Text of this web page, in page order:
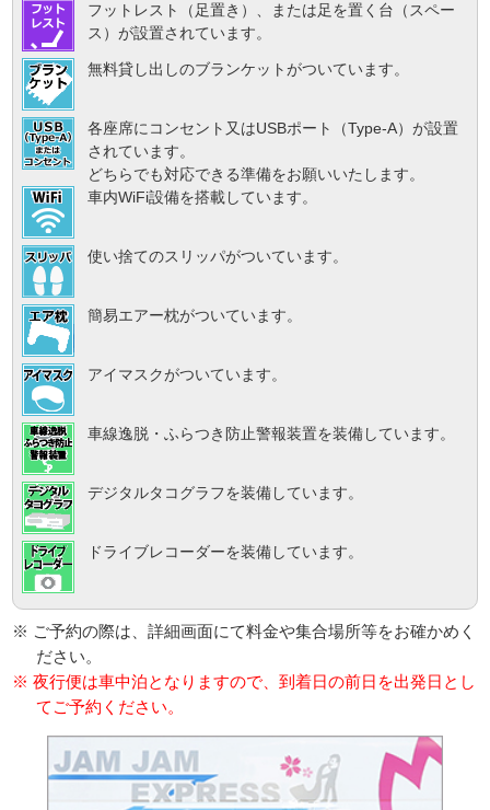
フットレスト（足置き）、または足を置く台（スペー
ス）が設置されています。
無料貸し出しのブランケットがついています。
各座席にコンセント又はUSBポート（Type-A）が設置
されています。
どちらでも対応できる準備をお願いいたします。
車内WiFi設備を搭載しています。
使い捨てのスリッパがついています。
簡易エアー枕がついています。
アイマスクがついています。
車線逸脱・ふらつき防止警報装置を装備しています。
デジタルタコグラフを装備しています。
ドライブレコーダーを装備しています。
※ ご予約の際は、詳細画面にて料金や集合場所等をお確かめく
ださい。
※ 夜行便は車中泊となりますので、到着日の前日を出発日とし
てご予約ください。